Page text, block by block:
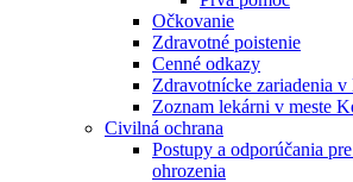
Očkovanie
Zdravotné poistenie
Cenné odkazy
Zdravotnícke zariadenia v
Zoznam lekárni v meste
Civilná ochrana
Postupy a odporúčania
ohrozenia